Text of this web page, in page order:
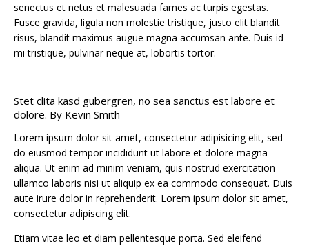
senectus et netus et malesuada fames ac turpis egestas.
Fusce gravida, ligula non molestie tristique, justo elit blandit
risus, blandit maximus augue magna accumsan ante. Duis id
mi tristique, pulvinar neque at, lobortis tortor.
Stet clita kasd gubergren, no sea sanctus est labore et
dolore. By Kevin Smith
Lorem ipsum dolor sit amet, consectetur adipisicing elit, sed
do eiusmod tempor incididunt ut labore et dolore magna
aliqua. Ut enim ad minim veniam, quis nostrud exercitation
ullamco laboris nisi ut aliquip ex ea commodo consequat. Duis
aute irure dolor in reprehenderit. Lorem ipsum dolor sit amet,
consectetur adipiscing elit.
Etiam vitae leo et diam pellentesque porta. Sed eleifend